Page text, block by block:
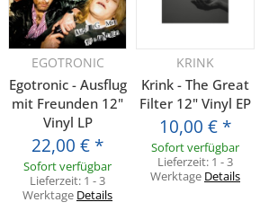
EGOTRONIC
Egotronic - Ausflug
mit Freunden 12"
Vinyl LP
22,00 € *
Sofort verfügbar
Lieferzeit: 1 - 3
Werktage Details
KRINK
Krink - The Great
Filter 12" Vinyl EP
10,00 € *
Sofort verfügbar
Lieferzeit: 1 - 3
Werktage Details